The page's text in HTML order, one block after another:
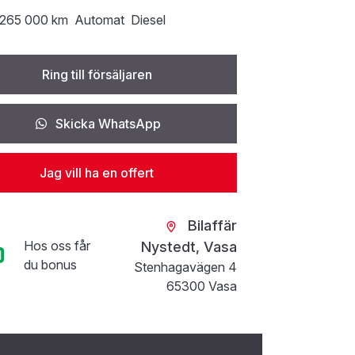
000 km Automat Diesel
Ring till försäljaren
Skicka WhatsApp
Jag vill ha en offert
Hos oss får
du bonus
Bilaffär
Nystedt, Vasa
Stenhagavägen 4
65300 Vasa